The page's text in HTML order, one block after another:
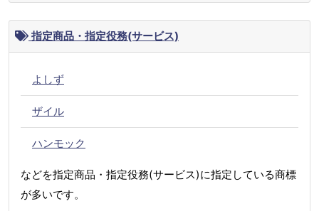
指定商品・指定役務(サービス)
よしず
ザイル
ハンモック
などを指定商品・指定役務(サービス)に指定している商標
が多いです。